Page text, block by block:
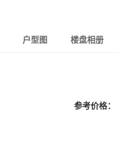
户型图 楼盘相册
参考价格：